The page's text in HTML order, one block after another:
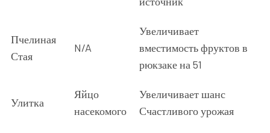
Пчелиная
Стая
N/A
Увеличивает
вместимость фруктов в
рюкзаке на 51
Улитка
Яйцо
насекомого
Увеличивает шанс
Счастливого урожая